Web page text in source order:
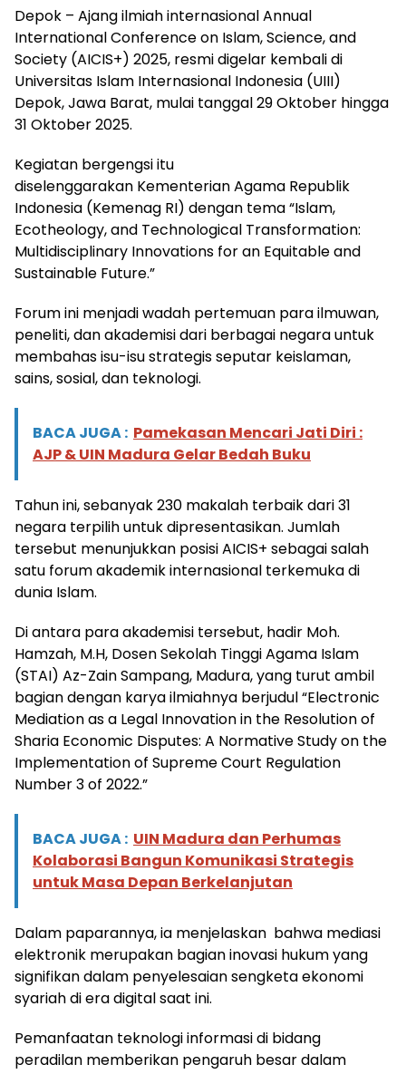
Depok – Ajang ilmiah internasional Annual
International Conference on Islam, Science, and
Society (AICIS+) 2025, resmi digelar kembali di
Universitas Islam Internasional Indonesia (UIII)
Depok, Jawa Barat, mulai tanggal 29 Oktober hingga
31 Oktober 2025.
Kegiatan bergengsi itu
diselenggarakan Kementerian Agama Republik
Indonesia (Kemenag RI) dengan tema “Islam,
Ecotheology, and Technological Transformation:
Multidisciplinary Innovations for an Equitable and
Sustainable Future.”
Forum ini menjadi wadah pertemuan para ilmuwan,
peneliti, dan akademisi dari berbagai negara untuk
membahas isu-isu strategis seputar keislaman,
sains, sosial, dan teknologi.
BACA JUGA : Pamekasan Mencari Jati Diri :
AJP & UIN Madura Gelar Bedah Buku
Tahun ini, sebanyak 230 makalah terbaik dari 31
negara terpilih untuk dipresentasikan. Jumlah
tersebut menunjukkan posisi AICIS+ sebagai salah
satu forum akademik internasional terkemuka di
dunia Islam.
Di antara para akademisi tersebut, hadir Moh.
Hamzah, M.H, Dosen Sekolah Tinggi Agama Islam
(STAI) Az-Zain Sampang, Madura, yang turut ambil
bagian dengan karya ilmiahnya berjudul “Electronic
Mediation as a Legal Innovation in the Resolution of
Sharia Economic Disputes: A Normative Study on the
Implementation of Supreme Court Regulation
Number 3 of 2022.”
BACA JUGA : UIN Madura dan Perhumas
Kolaborasi Bangun Komunikasi Strategis
untuk Masa Depan Berkelanjutan
Dalam paparannya, ia menjelaskan bahwa mediasi
elektronik merupakan bagian inovasi hukum yang
signifikan dalam penyelesaian sengketa ekonomi
syariah di era digital saat ini.
Pemanfaatan teknologi informasi di bidang
peradilan memberikan pengaruh besar dalam